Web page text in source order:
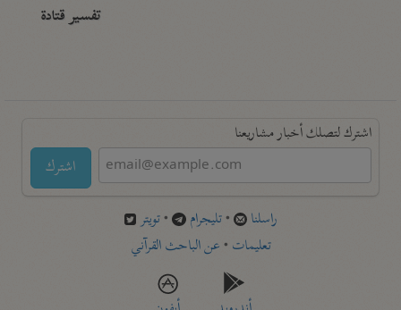
تفسير قتادة
اشترك لتصلك أخبار مشاريعنا
اشترك
راسلنا •تليجرام •تويتر
تعليمات •عن الباحث القرآني